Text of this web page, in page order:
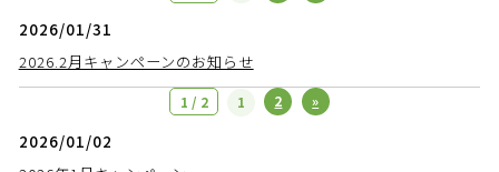
2026/01/31
2026.2月キャンペーンのお知らせ
1 / 2 1 2 »
2026/01/02